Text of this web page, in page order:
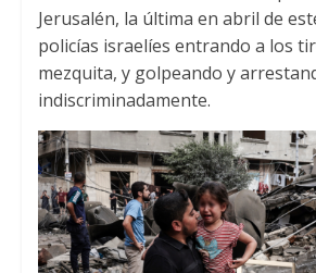
Jerusalén, la última en abril de
policías israelíes entrando a los
mezquita, y golpeando y
indiscriminadamente.